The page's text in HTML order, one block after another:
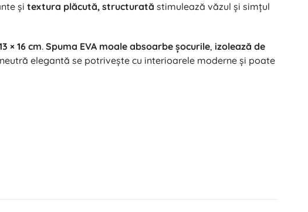
și textura plăcută, structurată stimulează văzul și simțul
× 16 cm. Spuma EVA moale absoarbe șocurile, izolează de
elegantă se potrivește cu interioarele moderne și poate